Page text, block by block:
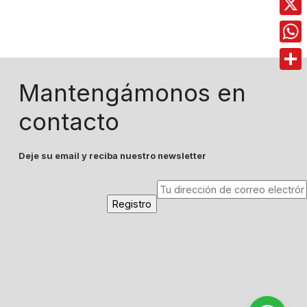
Mantengámonos en
contacto
Deje su email y reciba nuestro newsletter
X